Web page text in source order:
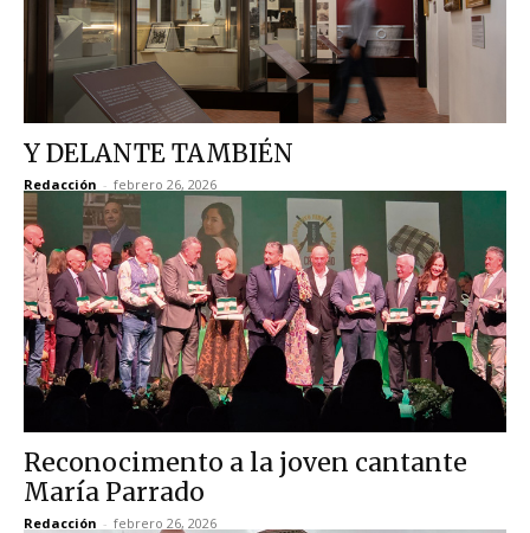
Y DELANTE TAMBIÉN
Redacción - febrero 26, 2026
Reconocimento a la joven cantante
María Parrado
Redacción - febrero 26, 2026